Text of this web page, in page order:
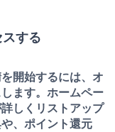
する
開始するには、 オ
ます。ホームペー
しくリストアップ
、ポイント還元